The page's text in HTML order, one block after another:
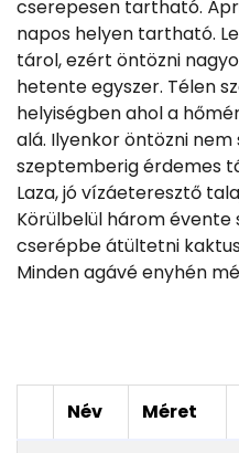
cserepesen tartható.
napos helyen tartható.
tárol, ezért öntözni
hetente egyszer. Télen
helyiségben ahol a
alá. Ilyenkor öntözni nem
szeptemberig érdemes
Laza, jó vízáeteresztő
Körülbelül három évente
cserépbe átültetni
Minden agávé enyhén
Név Méret